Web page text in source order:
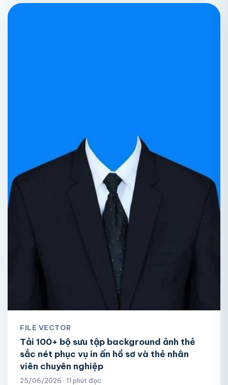
FILE VECTOR
Tải 100+ bộ sưu tập background ảnh thẻ
sắc nét phục vụ in ấn hồ sơ và thẻ nhân
viên chuyên nghiệp
25/06/2026 · 11 phút đọc